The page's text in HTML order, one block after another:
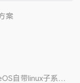
案
如何在2023年将fydeOS/ChromeOS自带linux子系统更改为arch？